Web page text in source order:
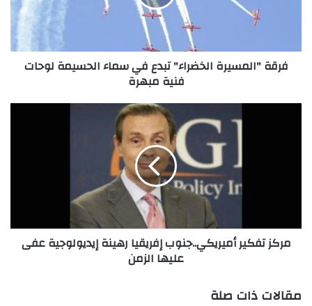
فنية
مبهرةفرقة "المسيرة الخضراء" تبدع في سماء الحسيمة لوحات
فنية مبهرة
الزمن
مركز تفكير أميريكي..جنوب إفريقيا رهينة إيديولوجية عفى
عليها الزمن
مقالات ذات صلة